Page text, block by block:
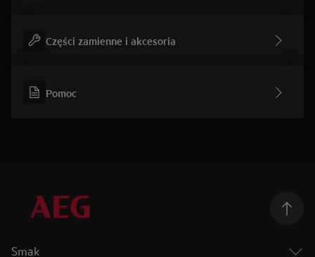
Części zamienne i akcesoria
Pomoc
Smak